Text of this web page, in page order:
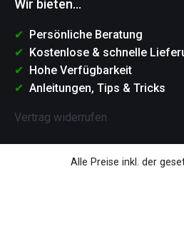
Wir bieten...
Persönliche Beratung
Kostenlose & schnelle
Hohe Verfügbarkeit
Anleitungen, Tips & Tricks
Vertrag widerrufen
Alle Preise inkl. der